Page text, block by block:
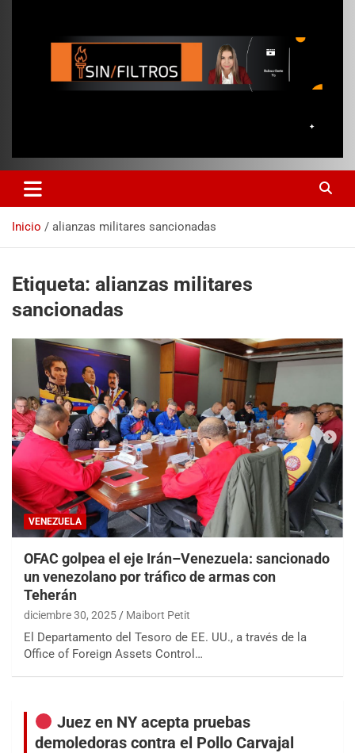
Inicio alianzas militares sancionadas
Etiqueta: alianzas militares
sancionadas
VENEZUELA
OFAC golpea el eje Irán–Venezuela: sancionado
un venezolano por tráfico de armas con
Teherán
diciembre 30, 2025 Maibort Petit
El Departamento del Tesoro de EE. UU., a través de la
Office of Foreign Assets Control…
Juez en NY acepta pruebas
demoledoras contra el Pollo Carvajal